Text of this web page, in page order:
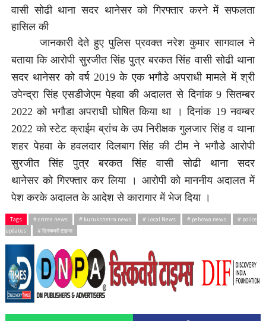
वासी सोढी थाना सदर थानेसर को गिरफ्तार करने में सफलता
हासिल की
जानकारी देते हुए पुलिस प्रवक्त नरेश कुमार सागवाल ने
बताया कि आरोपी सुरजीत सिंह पुत्र बरकत सिंह वासी सोढी थाना
सदर थानेसर को वर्ष 2019 के एक भगौडे अपराधी मामले में श्री
उपेन्द्रा सिंह एसडीजेएम पेहवा की अदालत से दिनांक 9 सितम्बर
2022 को भगौडा अपराधी घोषित किया था । दिनांक 19 नवम्बर
2022 को स्टेट क्राईम ब्रांच के उप निरीक्षकगुलजार सिंह व थाना
शहर पेहवा के हवलदार दिलबाग सिंह की टीम ने भगौडेआरोपी
सुरजीत सिंह पुत्र बरकत सिंह वासी सोढी थाना सदर
थानेसरकोगिरफ्तार कर लिया । आरोपी को माननीय अदालत में
पेश करके अदालत के आदेश से कारागार में भेज दिया ।
Tags # crime news # kurukshetra news # Local News # pehowa news
# police
updates
# डिस्कवरी टाइम्स